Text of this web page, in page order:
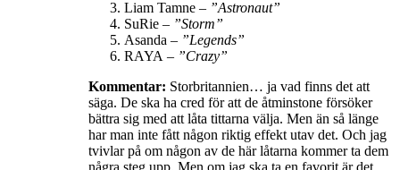
Liam Tamne – ”Astronaut”
SuRie – ”Storm”
Asanda – ”Legends”
RAYA – ”Crazy”
Kommentar: Storbritannien… ja vad finns det att
säga. De ska ha cred för att de åtminstone försöker
bättra sig med att låta tittarna välja. Men än så länge
har man inte fått någon riktig effekt utav det. Och jag
tvivlar på om någon av de här låtarna kommer ta dem